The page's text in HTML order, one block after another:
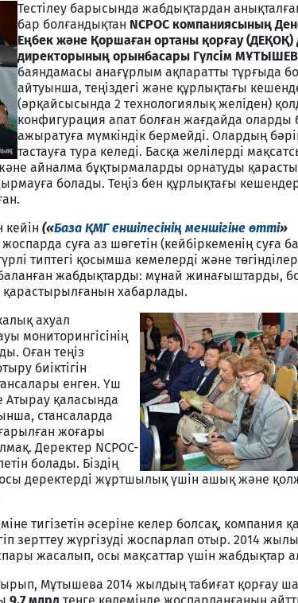
Тестілеу барысында жабдықтардан
бар болғандықтан NCPOC компаниясының
Еңбек және Қоршаған ортаны қорғау (ДЕҚОҚ)
директорының орынбасары Гүлсім
баяндамасы анағұрлым ақпаратты тұрғыда
айтуынша, теңіздегі және құрлықтағы
(әрқайсысында 2 технологиялық желіден)
конфигурация апат болған жағдайда оларды
ажыратуға мүмкіндік бермейді. Олардың
тастауға тура келеді. Басқа желілерді
айналма бұқтырмаларды орнатуды
болады. Теңіз бен құрлықтағы
(«База ҚМГ еншілесінің меншігіне өтті»
суға аз шөгетін (кейбіркеменің суға
типтегі қосымша кемелерді және
жабдықтарды: мұнай жинағыштарды,
хабарлады.
ахуал
мониторингісінің
Оған теңіз
биіктігін
енген. Үш
Атырау қаласында
стансаларда
жоғары
Деректер NCPOC-
болады. Біздің
осы деректерді жұртшылық үшін ашық және
тигізетін әсеріне келер болсақ, компания
зерттеу жүргізуді жоспарлап отыр. 2014
жасалып, осы мақсаттар үшін жабдықтар
Мұтышева 2014 жылдың табиғат қорғау